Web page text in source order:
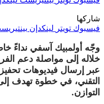
شاركها
فيسبوك تويتر لينكدإن
وجّه أولمبيك آسفي نداءً
خلاله إلى مواصلة دعم
عبر إرسال فيديوهات
التقني، في خطوة تهدف
التوازن.